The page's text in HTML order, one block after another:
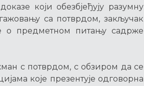
који обезбјеђују разумну
са потврдом, закључак
о предметном питању садрже
с потврдом, с обзиром да се
које презентује одговорна